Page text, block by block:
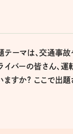
ーマは、交通事故
イバーの皆さん、
ますか? ここで出